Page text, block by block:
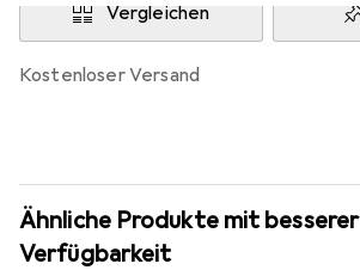
Vergleichen
kostenloser Versand
Ähnliche Produkte mit besserer
Verfügbarkeit